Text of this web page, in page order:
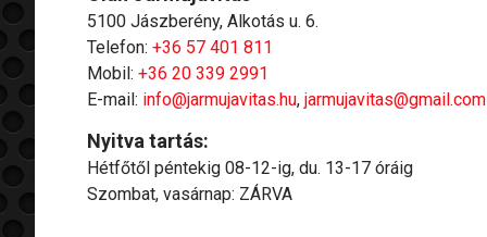
5100 Jászberény, Alkotás u. 6.
Telefon: +36 57 401 811
Mobil: +36 20 339 2991
E-mail: info@jarmujavitas.hu, jarmujavitas@gmail.com
Nyitva tartás:
Hétfőtől péntekig 08-12-ig, du. 13-17 óráig
Szombat, vasárnap: ZÁRVA